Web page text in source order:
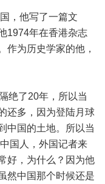
，他写了一篇文
1974年在香港杂志
作为历史学家的他，
绝了20年，所以当
还多，因为登陆月球
中国的土地。所以当
国人，外国记者来
好，为什么？因为他
然中国那个时候还是